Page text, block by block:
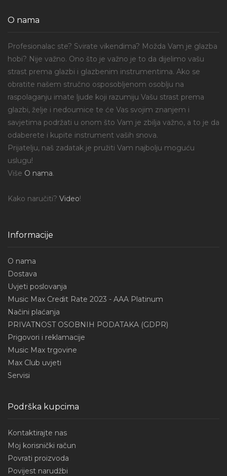
O nama
Profesionalac ste? Svirate vikendima? Možda Vam je glazba
hobi? Nije važno. Ono što je važno je to da dijelimo vašu
strast prema glazbi i glazbenim instrumentima. Ako se
obratite našem stručno osposobljenom osoblju na
raspolaganju imate ljude koji razumiju Vašu strast prema
glazbi, želje i nedoumice te će Vas svojim znanjem i
savjetima podržati u onom što Vam je zbilja važno, a to je da
odaberete i kupite instrument vaših snova.
Prijatelju, naš zadatak je pružiti Vam najbolju moguću
uslugu!
Više O nama.
Kako naručiti? Video!
Informacije
O nama
Dostava
Uvjeti poslovanja
Music Max Credit Rate 2023 - AAA Platinum
Načini plaćanja
PRIVATNOST OSOBNIH PODATAKA (GDPR)
Prigovori i reklamacije
Music Max trgovine
Max Club uvjeti
Servisi
Podrška kupcima
Kontaktirajte nas
Moj korisnički račun
Povrati proizvoda
Povijest narudžbi